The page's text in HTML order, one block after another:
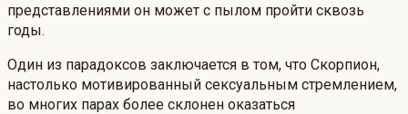
представлениями он может с пылом пройти сквозь
годы.
Один из парадоксов заключается в том, что Скорпион,
настолько мотивированный сексуальным стремлением,
во многих парах более склонен оказаться